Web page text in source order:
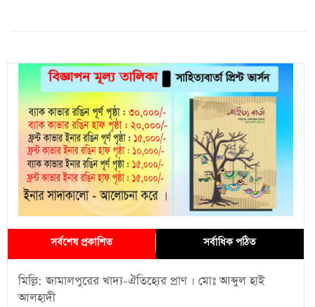
সর্বশেষ প্রকাশিত সর্বাধিক পঠিত
মিল্লি: জামালপুরের খাদ্য-ঐতিহ্যের প্রাণ । মোঃ আব্দুল হাই
আলহাদী